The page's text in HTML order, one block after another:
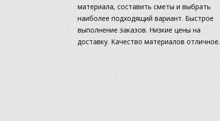
материала, составить сметы и выбрать
наиболее подходящий вариант. Быстрое
выполнение заказов. Низкие цены на
доставку. Качество материалов отличное.